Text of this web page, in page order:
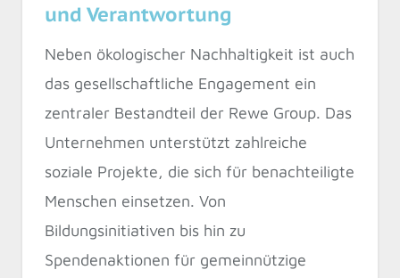
und Verantwortung
Neben ökologischer Nachhaltigkeit ist auch
das gesellschaftliche Engagement ein
zentraler Bestandteil der Rewe Group. Das
Unternehmen unterstützt zahlreiche
soziale Projekte, die sich für benachteiligte
Menschen einsetzen. Von
Bildungsinitiativen bis hin zu
Spendenaktionen für gemeinnützige